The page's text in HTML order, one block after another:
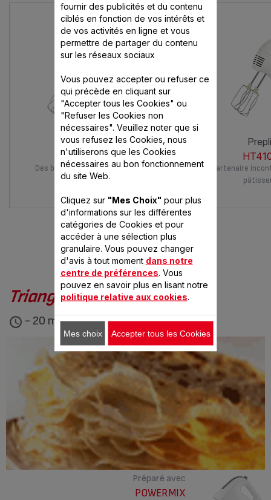
powermix
HT612100
Des blancs montés en neige en 60
secondes !
Le partenaire
VOUS AIMEREZ AUSSI
Triangolo à l'italienne
- 20 min
Préparé avec
POWERMIX
fournir des publicités et du contenu
ciblés en fonction de vos intérêts et
de vos activités en ligne et vous
permettre de partager du contenu
sur les réseaux sociaux
Vous pouvez accepter ou refuser ce
qui précède en cliquant sur
"Accepter tous les Cookies" ou
"Refuser les Cookies non
nécessaires". Veuillez noter que si
vous refusez les Cookies, nous
n'utiliserons que les Cookies
nécessaires au bon fonctionnement
du site Web.
Cliquez sur "Mes Choix" pour plus
d'informations sur les différentes
catégories de Cookies et pour
accéder à une sélection plus
granulaire. Vous pouvez changer
d'avis à tout moment dans notre
centre de préférences. Vous
pouvez en savoir plus en lisant notre
politique relative aux cookies.
Mes choix Accepter tous les Cookies